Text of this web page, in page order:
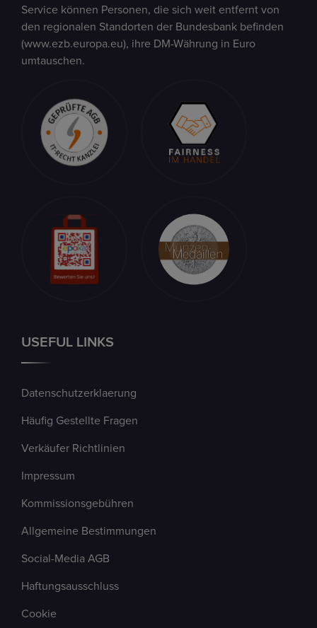
Service können Personen, die sich weit entfernt von
den regionalen Standorten der Bundesbank befinden
(www.ezb.europa.eu), ihre DM-Währung in Euro
umtauschen.
USEFUL LINKS
Datenschutzerklaerung
Häufig Gestellte Fragen
Verkäufer Richtlinien
Impressum
Kommissionsgebühren
Allgemeine Bestimmungen
Social-Media AGB
Haftungsausschluss
Cookie